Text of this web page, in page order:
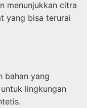
menunjukkan citra
yang bisa terurai
bahan yang
lingkungan